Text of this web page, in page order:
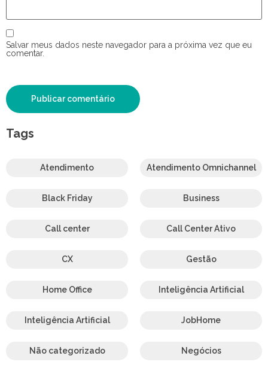
Salvar meus dados neste navegador para a próxima vez que eu
comentar.
Tags
Atendimento Atendimento Omnichannel
Black Friday Business
Call center Call Center Ativo
CX Gestão
Home Office Inteligência Artificial
Inteligência Artificial JobHome
Não categorizado Negócios